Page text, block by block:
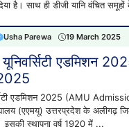
है। साथ ही डीजी यानि वंचित
Usha Parewa 19 March 2025
एडमिशन
एडमिशन 2025 (AMU
(एएमयू) उत्तरप्रदेश के अलीगढ़
इसकी स्थापना वर्ष 1920 में ...